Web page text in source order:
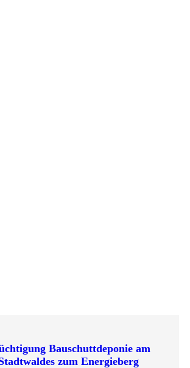
Bauschuttdeponie am
zum Energieberg